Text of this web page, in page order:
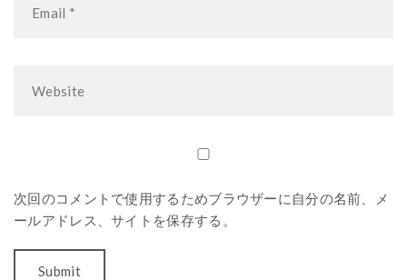
次回のコメントで使用するためブラウザーに自分の名前、メ
ールアドレス、サイトを保存する。